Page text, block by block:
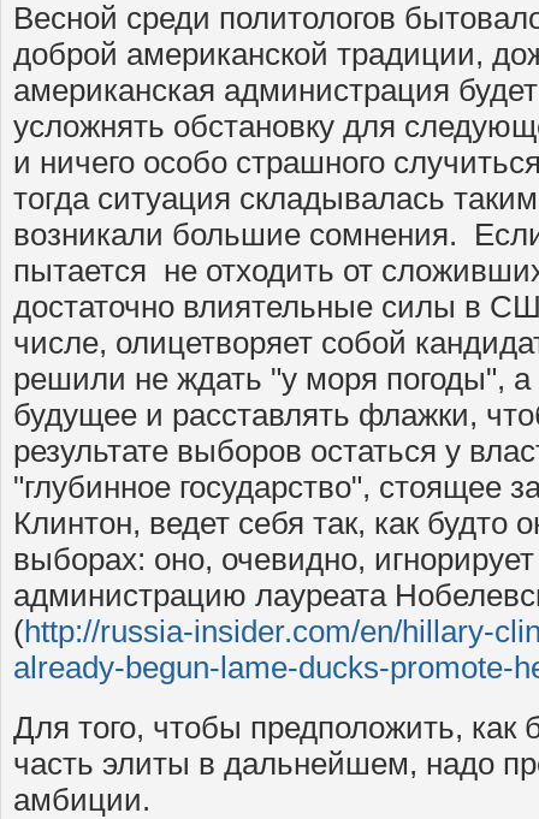
Весной среди политологов
доброй американской традиции,
американская администрация
усложнять обстановку для
и ничего особо страшного
тогда ситуация складывалась
возникали большие сомнения.
пытается не отходить от
достаточно влиятельные силы в
числе, олицетворяет собой
решили не ждать "у моря погоды", а
будущее и расставлять флажки,
результате выборов остаться у
"глубинное государство", стоящее
Клинтон, ведет себя так, как будто
выборах: оно, очевидно,
администрацию лауреата
(http://russia-insider.com/en/hillary-
already-begun-lame-ducks-promote-
Для того, чтобы предположить, как
часть элиты в дальнейшем, надо
амбиции.